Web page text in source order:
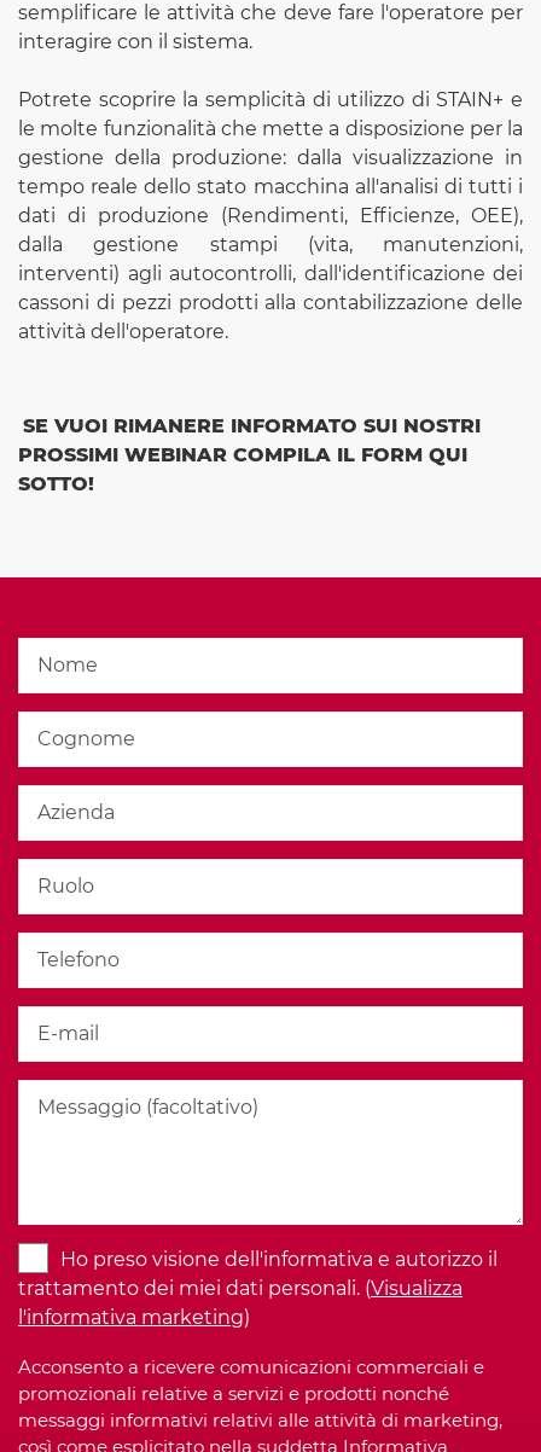
semplificare le attività che deve fare l'operatore per
interagire con il sistema.
Potrete scoprire la semplicità di utilizzo di STAIN+ e
le molte funzionalità che mette a disposizione per la
gestione della produzione: dalla visualizzazione in
tempo reale dello stato macchina all'analisi di tutti i
dati di produzione (Rendimenti, Efficienze, OEE),
dalla gestione stampi (vita, manutenzioni,
interventi) agli autocontrolli, dall'identificazione dei
cassoni di pezzi prodotti alla contabilizzazione delle
attività dell'operatore.
SE VUOI RIMANERE INFORMATO SUI NOSTRI
PROSSIMI WEBINAR COMPILA IL FORM QUI
SOTTO!
Ho preso visione dell'informativa e autorizzo il
trattamento dei miei dati personali. (Visualizza
l'informativa marketing)
Acconsento a ricevere comunicazioni commerciali e
promozionali relative a servizi e prodotti nonché
messaggi informativi relativi alle attività di marketing,
così come esplicitato nella suddetta Informativa